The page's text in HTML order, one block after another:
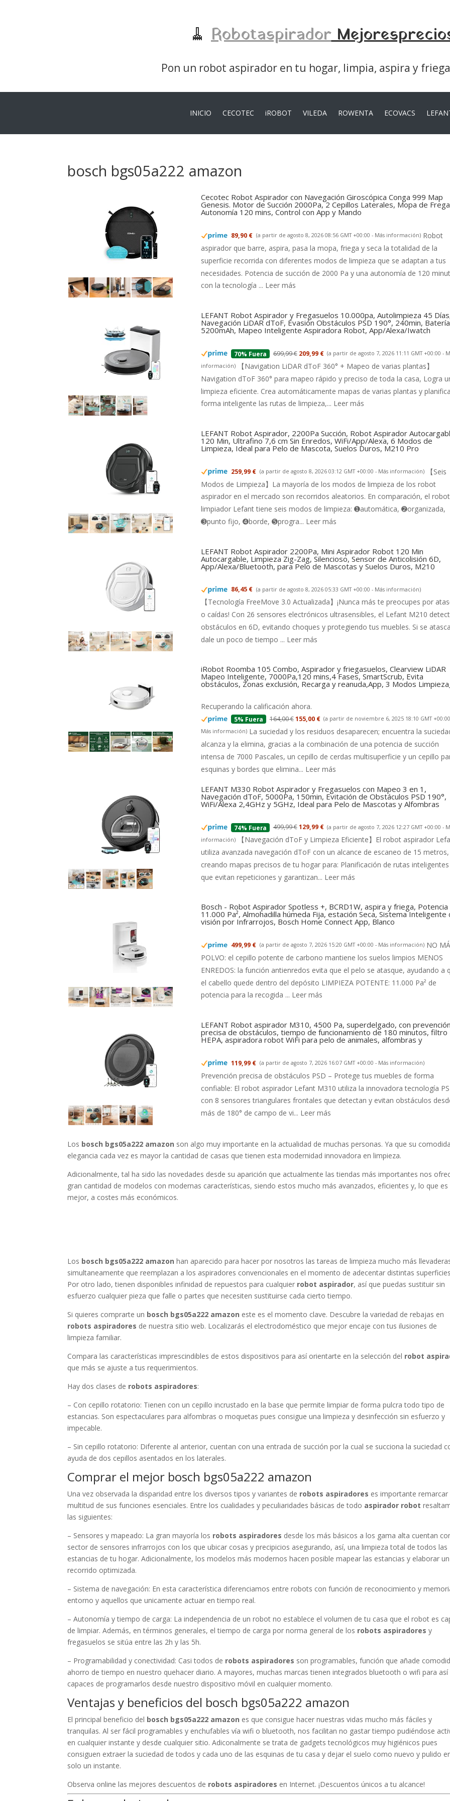
🧹Robotaspirador
Pon un robot aspirador en tu hogar, limpia, aspira y
INICIO CECOTEC iROBOT VILEDA ROWENTA ECOVACS
bosch bgs05a222 amazon
Cecotec Robot Aspirador con Navegación Giroscópica Conga 999 Map
Genesis. Motor de Succión 2000Pa, 2 Cepillos Laterales, Mopa de
Autonomía 120 mins, Control con App y Mando
89,90 € (a partir de agosto 8, 2026 08:56 GMT +00:00 - Más información) Robot
aspirador que barre, aspira, pasa la mopa, friega y seca la totalidad de la
superficie recorrida con diferentes modos de limpieza que se adaptan a tus
necesidades. Potencia de succión de 2000 Pa y una autonomía de 120
con la tecnología ... Leer más
LEFANT Robot Aspirador y Fregasuelos 10.000pa, Autolimpieza 45
Navegación LiDAR dToF, Evasión Obstáculos PSD 190°, 240min, Batería
5200mAh, Mapeo Inteligente Aspiradora Robot, App/Alexa/Iwatch
70% Fuera 699,99 € 209,99 € (a partir de agosto 7, 2026 11:11 GMT +00:00 -
información)
【Navigation LiDAR dToF 360° + Mapeo de varias plantas】
Navigation dToF 360° para mapeo rápido y preciso de toda la casa, Logra
limpieza eficiente. Crea automáticamente mapas de varias plantas y
forma inteligente las rutas de limpieza,... Leer más
LEFANT Robot Aspirador, 2200Pa Succión, Robot Aspirador
120 Min, Ultrafino 7,6 cm Sin Enredos, WiFi/App/Alexa, 6 Modos de
Limpieza, Ideal para Pelo de Mascota, Suelos Duros, M210 Pro
259,99 € (a partir de agosto 8, 2026 03:12 GMT +00:00 - Más información)
【Seis
Modos de Limpieza】La mayoría de los modos de limpieza de los robot
aspirador en el mercado son recorridos aleatorios. En comparación, el robot
limpiador Lefant tiene seis modos de limpieza: ➊automática, ➋organizada,
➌punto fijo, ➍borde, ➎progra... Leer más
LEFANT Robot Aspirador 2200Pa, Mini Aspirador Robot 120 Min
Autocargable, Limpieza Zig-Zag, Silencioso, Sensor de Anticolisión 6D,
App/Alexa/Bluetooth, para Pelo de Mascotas y Suelos Duros, M210
86,45 € (a partir de agosto 8, 2026 05:33 GMT +00:00 - Más información)
【Tecnología FreeMove 3.0 Actualizada】¡Nunca más te preocupes por
o caídas! Con 26 sensores electrónicos ultrasensibles, el Lefant M210
obstáculos en 6D, evitando choques y protegiendo tus muebles. Si se
dale un poco de tiempo ... Leer más
iRobot Roomba 105 Combo, Aspirador y friegasuelos, Clearview LiDAR
Mapeo Inteligente, 7000Pa,120 mins,4 Fases, SmartScrub, Evita
obstáculos, Zonas exclusión, Recarga y reanuda,App, 3 Modos
Recuperando la calificación ahora.
5% Fuera 164,00 €155,00 € (a partir de noviembre 6, 2025 18:10 GMT
Más información) La suciedad y los residuos desaparecen; encuentra la
alcanza y la elimina, gracias a la combinación de una potencia de succión
intensa de 7000 Pascales, un cepillo de cerdas multisuperficie y un cepillo
esquinas y bordes que elimina... Leer más
LEFANT M330 Robot Aspirador y Fregasuelos con Mapeo 3 en 1,
Navegación dToF, 5000Pa, 150min, Evitación de Obstáculos PSD 190°,
WiFi/Alexa 2,4GHz y 5GHz, Ideal para Pelo de Mascotas y Alfombras
74% Fuera 499,99 €129,99 € (a partir de agosto 7, 2026 12:27 GMT +00:00 -
información)
【Navegación dToF y Limpieza Eficiente】El robot aspirador
utiliza avanzada navegación dToF con un alcance de escaneo de 15 metros,
creando mapas precisos de tu hogar para: Planificación de rutas inteligentes
que evitan repeticiones y garantizan... Leer más
Bosch - Robot Aspirador Spotless +, BCRD1W, aspira y friega, Potencia
11.000 Pa², Almohadilla húmeda Fija, estación Seca, Sistema Inteligente
visión por Infrarrojos, Bosch Home Connect App, Blanco
499,99 € (a partir de agosto 7, 2026 15:20 GMT +00:00 - Más información) NO
POLVO: el cepillo potente de carbono mantiene los suelos limpios MENOS
ENREDOS: la función antienredos evita que el pelo se atasque, ayudando a
el cabello quede dentro del depósito LIMPIEZA POTENTE: 11.000 Pa² de
potencia para la recogida ... Leer más
LEFANT Robot aspirador M310, 4500 Pa, superdelgado, con prevención
precisa de obstáculos, tiempo de funcionamiento de 180 minutos, filtro
HEPA, aspiradora robot WiFi para pelo de animales, alfombras y
119,99 € (a partir de agosto 7, 2026 16:07 GMT +00:00 - Más información)
Prevención precisa de obstáculos PSD – Protege tus muebles de forma
confiable: El robot aspirador Lefant M310 utiliza la innovadora tecnología
con 8 sensores triangulares frontales que detectan y evitan obstáculos
más de 180° de campo de vi... Leer más
Los bosch bgs05a222 amazon son algo muy importante en la actualidad de muchas personas. Ya que su
elegancia cada vez es mayor la cantidad de casas que tienen esta modernidad innovadora en limpieza.
Adicionalmente, tal ha sido las novedades desde su aparición que actualmente las tiendas más importantes nos
gran cantidad de modelos con modernas características, siendo estos mucho más avanzados, eficientes y, lo que es
mejor, a costes más económicos.
Los bosch bgs05a222 amazon han aparecido para hacer por nosotros las tareas de limpieza mucho más
simultaneamente que reemplazan a los aspiradores convencionales en el momento de adecentar distintas
Por otro lado, tienen disponibles infinidad de repuestos para cualquier robot aspirador, así que puedas sustituir sin
esfuerzo cualquier pieza que falle o partes que necesiten sustituirse cada cierto tiempo.
Si quieres comprarte un bosch bgs05a222 amazon este es el momento clave. Descubre la variedad de rebajas en
robots aspiradores de nuestra sitio web. Localizarás el electrodoméstico que mejor encaje con tus ilusiones de
limpieza familiar.
Compara las características imprescindibles de estos dispositivos para así orientarte en la selección del robot
que más se ajuste a tus requerimientos.
Hay dos clases de robots aspiradores:
– Con cepillo rotatorio: Tienen con un cepillo incrustado en la base que permite limpiar de forma pulcra todo tipo de
estancias. Son espectaculares para alfombras o moquetas pues consigue una limpieza y desinfección sin esfuerzo y
impecable.
– Sin cepillo rotatorio: Diferente al anterior, cuentan con una entrada de succión por la cual se succiona la suciedad
ayuda de dos cepillos asentados en los laterales.
Comprar el mejor bosch bgs05a222 amazon
Una vez observada la disparidad entre los diversos tipos y variantes de robots aspiradores es importante remarcar
multitud de sus funciones esenciales. Entre los cualidades y peculiaridades básicas de todo aspirador robot
las siguientes:
– Sensores y mapeado: La gran mayoría los robots aspiradores desde los más básicos a los gama alta cuentan
sector de sensores infrarrojos con los que ubicar cosas y precipicios asegurando, así, una limpieza total de todos las
estancias de tu hogar. Adicionalmente, los modelos más modernos hacen posible mapear las estancias y elaborar un
recorrido optimizada.
– Sistema de navegación: En esta característica diferenciamos entre robots con función de reconocimiento y
entorno y aquellos que unicamente actuar en tiempo real.
– Autonomía y tiempo de carga: La independencia de un robot no establece el volumen de tu casa que el robot es
de limpiar. Además, en términos generales, el tiempo de carga por norma general de los robots aspiradores y
fregasuelos se sitúa entre las 2h y las 5h.
– Programabilidad y conectividad: Casi todos de robots aspiradores son programables, función que añade
ahorro de tiempo en nuestro quehacer diario. A mayores, muchas marcas tienen integrados bluetooth o wifi para así
capaces de programarlos desde nuestro dispositivo móvil en cualquier momento.
Ventajas y beneficios del bosch bgs05a222 amazon
El principal beneficio del bosch bgs05a222 amazon es que consigue hacer nuestras vidas mucho más fáciles y
tranquilas. Al ser fácil programables y enchufables vía wifi o bluetooth, nos facilitan no gastar tiempo pudiéndose
en cualquier instante y desde cualquier sitio. Adiconalmente se trata de gadgets tecnológicos muy higiénicos pues
consiguen extraer la suciedad de todos y cada uno de las esquinas de tu casa y dejar el suelo como nuevo y pulido
solo un instante.
Observa online las mejores descuentos de robots aspiradores en Internet. ¡Descuentos únicos a tu alcance!